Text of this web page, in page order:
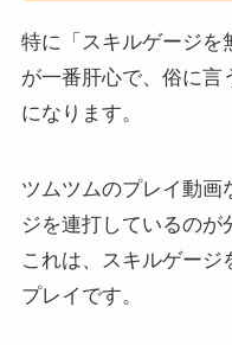
特に「スキルゲージを
が一番肝心で、俗に言
になります。
ツムツムのプレイ動画
ジを連打しているのが
これは、スキルゲージ
プレイです。